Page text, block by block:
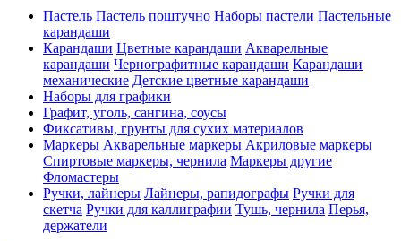
Пастель Пастель поштучно Наборы пастели Пастельные
карандаши
Карандаши Цветные карандаши Акварельные
карандаши Чернографитные карандаши Карандаши
механические Детские цветные карандаши
Наборы для графики
Графит, уголь, сангина, соусы
Фиксативы, грунты для сухих материалов
Маркеры Акварельные маркеры Акриловые маркеры
Спиртовые маркеры, чернила Маркеры другие
Фломастеры
Ручки, лайнеры Лайнеры, рапидографы Ручки для
скетча Ручки для каллиграфии Тушь, чернила Перья,
держатели